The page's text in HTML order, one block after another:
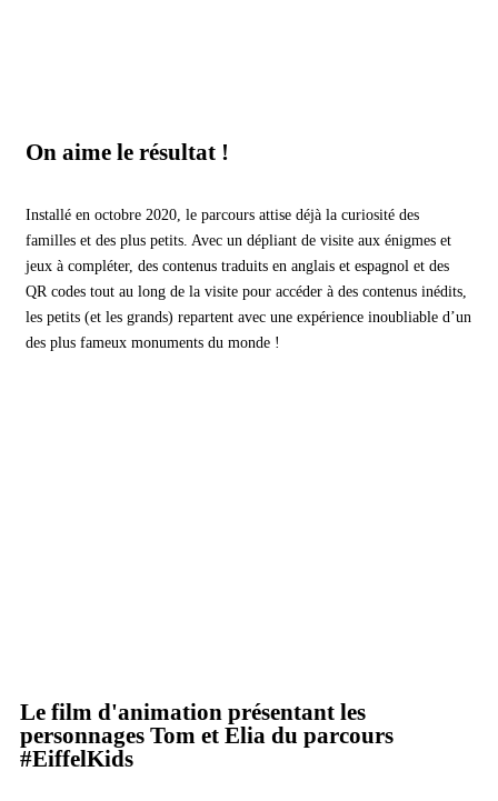
On aime le résultat !
Installé en octobre 2020, le parcours attise déjà la curiosité des
familles et des plus petits. Avec un dépliant de visite aux énigmes et
jeux à compléter, des contenus traduits en anglais et espagnol et des
QR codes tout au long de la visite pour accéder à des contenus inédits,
les petits (et les grands) repartent avec une expérience inoubliable d’un
des plus fameux monuments du monde !
Le film d'animation présentant les
personnages Tom et Elia du parcours
#EiffelKids